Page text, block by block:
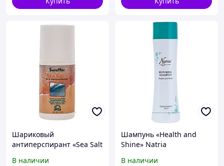
Шариковый
антиперспирант «Sea Salt
В наличии
Шампунь «Health and
Shine» Natria
В наличии